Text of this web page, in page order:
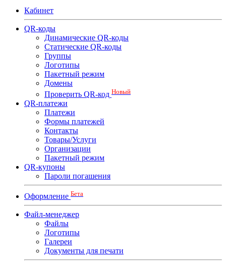
Кабинет
QR-коды
Динамические QR-коды
Статические QR-коды
Группы
Логотипы
Пакетный режим
Домены
Проверить QR-код Новый
QR-платежи
Платежи
Формы платежей
Контакты
Товары/Услуги
Организации
Пакетный режим
QR-купоны
Пароли погашения
Оформление Бета
Файл-менеджер
Файлы
Логотипы
Галереи
Документы для печати